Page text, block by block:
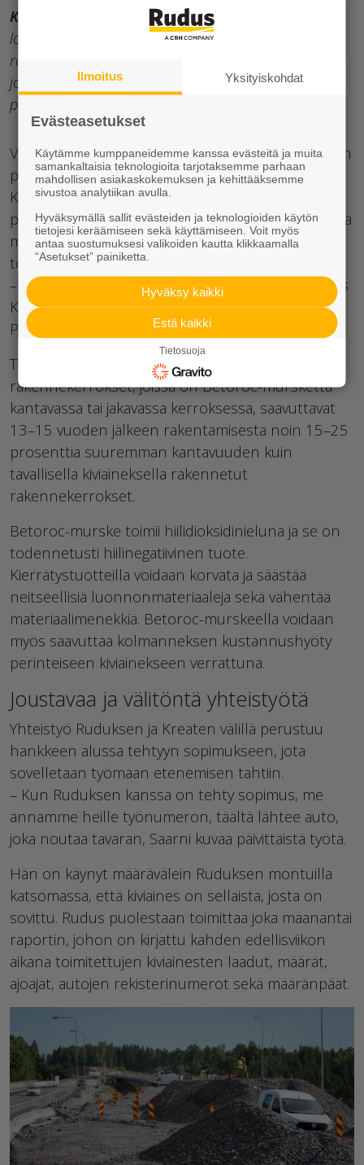
Kuvassa
Kirjalansalmensiltatyömaalla väylän eri
louhe- ja murskekerrokset. Vaaleanvärinen
rakennekerros on Ruduksen Betoroc®-mursketta,
joka on kierrätystuote ja valmistetaan käytöstä
poistetusta betonista murskaamalla.
Vierailupäivänä Betorocia olevan jakavan kerroksen
päällä on parimetrinen mursketta oleva ylipenger.
Kun ylipenger on tehnyt tehtävänsä ja penkereen
painumat ovat pysähtyneet, ylipenger poistetaan ja
murske käytetään tienrakennukseen työmaalla
toisessa paikassa.
– Betorocin päälle tulee sitomaton kantava kerros
Kam 0–56 millimetrin kiviaineksesta Ruduksen
Piikkiön asemalta, Saarni kertoo.
Tutkimuksissa on todettu että ne teiden
rakennekerrokset, joissa on Betoroc-mursketta
kantavassa tai jakavassa kerroksessa, saavuttavat
13–15 vuoden jälkeen rakentamisesta noin 15–25
prosenttia suuremman kantavuuden kuin
tavallisella kiviaineksella rakennetut
rakennekerrokset.
Betoroc-murske toimii hiilidioksidinieluna ja se on
todennetusti hiilinegatiivinen tuote.
Kierrätystuotteilla voidaan korvata ja säästää
neitseellisiä luonnonmateriaaleja sekä vähentää
materiaalimenekkiä. Betoroc-murskeella voidaan
myös saavuttaa kolmanneksen kustannushyöty
perinteiseen kiviainekseen verrattuna.
Joustavaa ja välitöntä yhteistyötä
Yhteistyö Ruduksen ja Kreaten välillä perustuu
hankkeen alussa tehtyyn sopimukseen, jota
sovelletaan työmaan etenemisen tahtiin.
– Kun Ruduksen kanssa on tehty sopimus, me
annamme heille työnumeron, täältä lähtee auto,
joka noutaa tavaran, Saarni kuvaa päivittäistä työtä.
Hän on käynyt määrävälein Ruduksen montuilla
katsomassa, että kiviaines on sellaista, josta on
sovittu. Rudus puolestaan toimittaa joka maanantai
raportin, johon on kirjattu kahden edellisviikon
aikana toimitettujen kiviainesten laadut, määrät,
ajoajat, autojen rekisterinumerot sekä määränpäät.
Ilmoitus Yksityiskohdat
Evästeasetukset
Käytämme kumppaneidemme kanssa evästeitä ja muita
samankaltaisia teknologioita tarjotaksemme parhaan
mahdollisen asiakaskokemuksen ja kehittääksemme
sivustoa analytiikan avulla.
Hyväksymällä sallit evästeiden ja teknologioiden käytön
tietojesi keräämiseen sekä käyttämiseen. Voit myös
antaa suostumuksesi valikoiden kautta klikkaamalla
“Asetukset” painiketta.
Hyväksy kaikki
Estä kaikki
Tietosuoja